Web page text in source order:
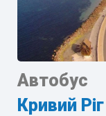
Автобус
Кривий Ріг